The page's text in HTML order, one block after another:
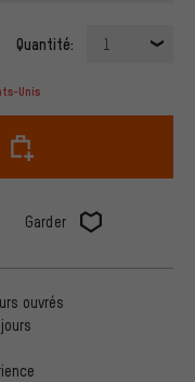
Quantité: 1
Unis
Garder
ouvrés